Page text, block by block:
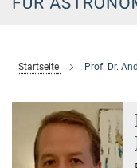
Startseite Prof. Dr.